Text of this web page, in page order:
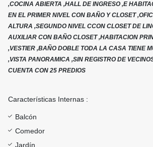
,COCINA ABIERTA ,HALL DE INGRESO ,E
EN EL PRIMER NIVEL CON BAÑO Y CLOSET
ALTURA ,SEGUNDO NIVEL CCON CLOSET DE
AUXILIAR CON BAÑO CLOSET ,HABITACION
,VESTIER ,BAÑO DOBLE TODA LA CASA TIENE
,VISTA PANORAMICA ,SIN REGISTRO DE
CUENTA CON 25 PREDIOS
Características Internas :
Balcón
Comedor
Jardín